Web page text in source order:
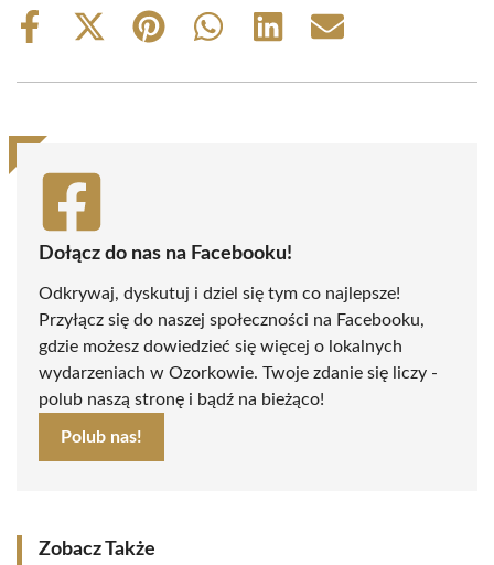
Share
Share
(Twitter)
Share
Share
Share
Share
Dołącz do nas na Facebooku!
Odkrywaj, dyskutuj i dziel się tym co najlepsze!
Przyłącz się do naszej społeczności na Facebooku,
gdzie możesz dowiedzieć się więcej o lokalnych
wydarzeniach w Ozorkowie. Twoje zdanie się liczy -
polub naszą stronę i bądź na bieżąco!
Polub nas!
Zobacz Także